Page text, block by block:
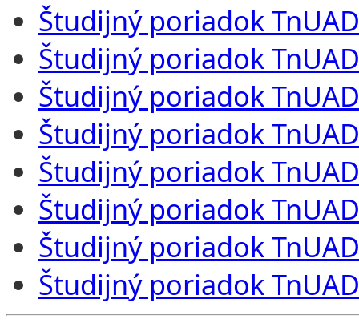
Študijný poriadok
Študijný poriadok
Študijný poriadok
Študijný poriadok
Študijný poriadok
Študijný poriadok
Študijný poriadok
Študijný poriadok